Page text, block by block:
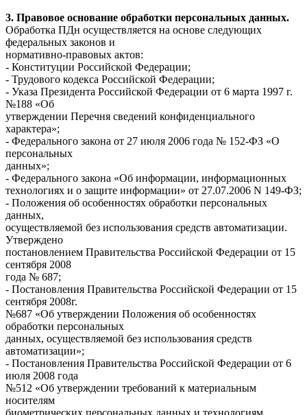
3. Правовое основание обработки персональных данных.
Обработка ПДн осуществляется на основе следующих
федеральных законов и
нормативно-правовых актов:
- Конституции Российской Федерации;
- Трудового кодекса Российской Федерации;
- Указа Президента Российской Федерации от 6 марта 1997 г.
№188 «Об
утверждении Перечня сведений конфиденциального
характера»;
- Федерального закона от 27 июля 2006 года № 152-ФЗ «О
персональных
данных»;
- Федерального закона «Об информации, информационных
технологиях и о защите информации» от 27.07.2006 N 149-ФЗ;
- Положения об особенностях обработки персональных
данных,
осуществляемой без использования средств автоматизации.
Утверждено
постановлением Правительства Российской Федерации от 15
сентября 2008
года № 687;
- Постановления Правительства Российской Федерации от 15
сентября 2008г.
№687 «Об утверждении Положения об особенностях
обработки персональных
данных, осуществляемой без использования средств
автоматизации»;
- Постановления Правительства Российской Федерации от 6
июля 2008 года
№512 «Об утверждении требований к материальным
носителям